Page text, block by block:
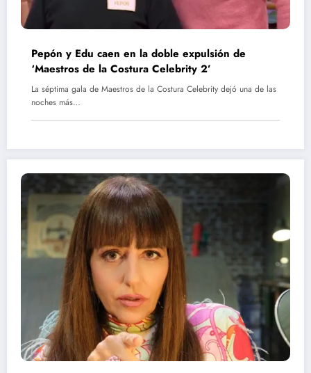
Pepón y Edu caen en la doble expulsión de
‘Maestros de la Costura Celebrity 2’
La séptima gala de Maestros de la Costura Celebrity dejó una de las
noches más…